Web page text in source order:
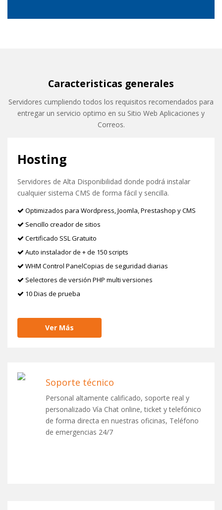
Caracteristicas generales
Servidores cumpliendo todos los requisitos recomendados para
entregar un servicio optimo en su Sitio Web Aplicaciones y
Correos.
Hosting
Servidores de Alta Disponibilidad donde podrá instalar
cualquier sistema CMS de forma fácil y sencilla.
Optimizados para Wordpress, Joomla, Prestashop y CMS
Sencillo creador de sitios
Certificado SSL Gratuito
Auto instalador de + de 150 scripts
WHM Control PanelCopias de seguridad diarias
Selectores de versión PHP multi versiones
10 Dias de prueba
Ver Más
Soporte técnico
Personal altamente calificado, soporte real y
personalizado Vía Chat online, ticket y telefónico
de forma directa en nuestras oficinas, Teléfono
de emergencias 24/7